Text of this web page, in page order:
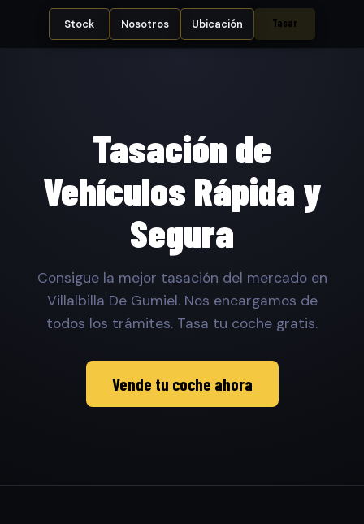
Stock Nosotros Ubicación Tasar
Tasación de
Vehículos Rápida y
Segura
Consigue la mejor tasación del mercado en
Villalbilla De Gumiel. Nos encargamos de
todos los trámites. Tasa tu coche gratis.
Vende tu coche ahora